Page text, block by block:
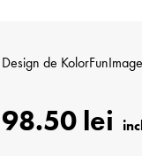
Design de KolorFunImage
98.50 lei